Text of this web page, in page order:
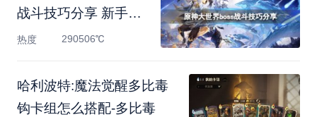
战斗技巧分享 新手世
界boss战
热度 290506℃
哈利波特:魔法觉醒多比毒
钩卡组怎么搭配-多比毒